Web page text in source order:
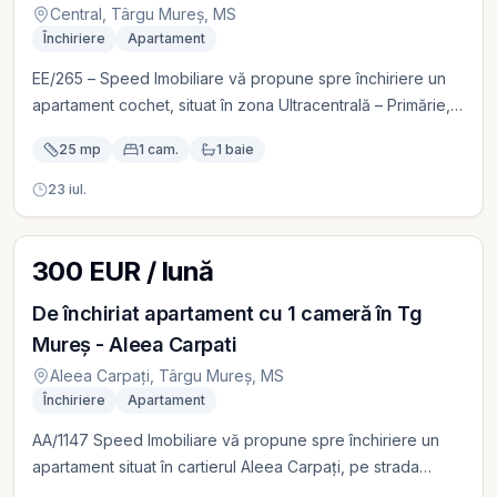
funcționalitate și o locuință într-un ansamblu rezidențial de
calitate. Prețul de închiriere este de 350 Euro/lună. Pentru
vizionări, echipa Speed Imobiliare vă stă cu plăcere la
dispoziție.
Central, Târgu Mureș, MS
Închiriere Apartament
EE/265 – Speed Imobiliare vă propune spre închiriere un
apartament cochet, situat în zona Ultracentrală – Primărie,
acces rapid către toate punctele de interes ale orașului.
Locuința are o suprafață de 25 mp și este complet
ferestre cu geam termopan, parchet și contorizare
individuală.. Disponibil începând cu 1 august. Preț de
programarea unei vizionări, vă rugăm să ne contactați.
25 mp 1 cam. 1 baie
23 iul.
300 EUR / lună
De închiriat apartament cu 1 cameră în Tg
Mureș - Aleea Carpati
Aleea Carpați, Târgu Mureș, MS
Închiriere Apartament
AA/1147 Speed Imobiliare vă propune spre închiriere un
apartament situat în cartierul Aleea Carpați, pe strada